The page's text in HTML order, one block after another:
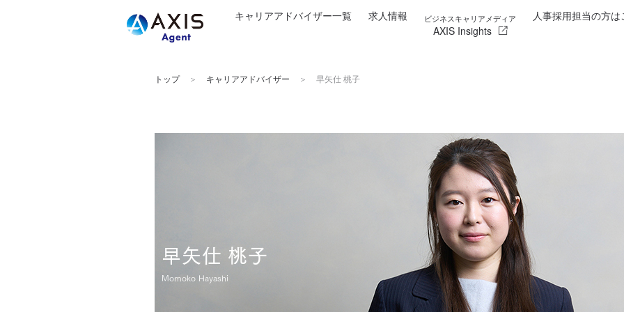
キャリアアドバイザー一覧 求人情報 ビジネスキャリアメディア
AXIS Insights
人事採用担当の方は
トップ キャリアアドバイザー 早矢仕 桃子
早矢仕 桃子
Momoko Hayashi